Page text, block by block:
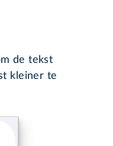
de tekst
kleiner te